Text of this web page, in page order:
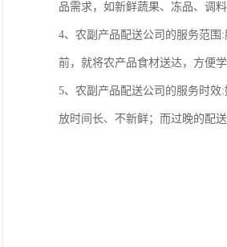
品需求，如新鲜蔬果、冻品、调
4、农副产品配送公司的服务范
前，就将农产品食材送达，方便
5、农副产品配送公司的服务时
放时间长、不新鲜；而过晚的配